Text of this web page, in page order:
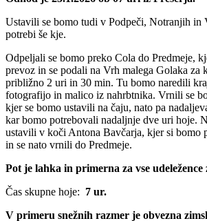
Ustavili se bomo tudi v Podpeči, Notranjih in
potrebi še kje.
Odpeljali se bomo preko Cola do Predmeje,
prevoz in se podali na Vrh malega Golaka za
približno 2 uri in 30 min. Tu bomo naredili
fotografijo in malico iz nahrbtnika. Vrnili se
kjer se bomo ustavili na čaju, nato pa
kar bomo potrebovali nadaljnje dve uri hoje.
ustavili v koči Antona Bavčarja, kjer si bomo
in se nato vrnili do Predmeje.
Pot je lahka in primerna za vse
Čas skupne hoje: 7 ur.
V primeru snežnih razmer je obvezna